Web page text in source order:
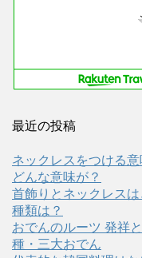
最近の投稿
ネックレスをつける
どんな意味が？
首飾りとネックレス
種類は？
おでんのルーツ 発祥
種・三大おでん